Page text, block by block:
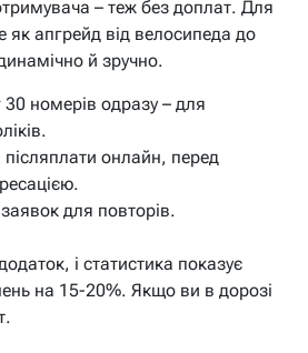
– теж без доплат. Для
як апгрейд від велосипеда до
й зручно.
30 номерів одразу – для
онлайн, перед
заявок для повторів.
і статистика показує
на 15-20%. Якщо ви в дорозі